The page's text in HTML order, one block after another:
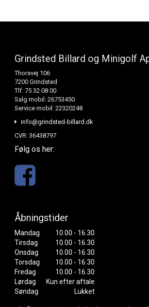
Grindsted Billard og Minigolf
Thorsvej 106
7200 Grindsted
Tlf. 75 32 08 00
Salg mobil: 26753450
Service mobil: 22320248
info@grindsted-billard.dk
CVR: 36438797
Følg os her:
Åbningstider
Mandag
10.00 - 16.30
Tirsdag
10.00 - 16.30
Onsdag
10.00 - 16.30
Torsdag
10.00 - 16.30
Fredag
10.00 - 16.30
Lørdag
Kun efter aftale
Søndag
Lukket